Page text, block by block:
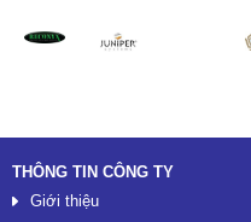
THÔNG TIN CÔNG TY
Giới thiệu